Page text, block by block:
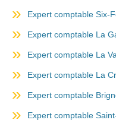
Expert comptable Six-
Expert comptable La
Expert comptable La
Expert comptable La
Expert comptable
Expert comptable